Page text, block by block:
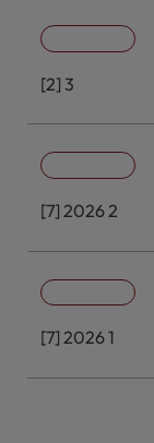
[판교2밸리대토개발제일호] 제3차 이사회의사록
[케이알제7호] 2026년 제2차 이사회 의사록
[케이알제7호] 2026년 제1차 임시주주총회 의사록